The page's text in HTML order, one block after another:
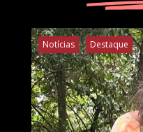
Notícias Destaque